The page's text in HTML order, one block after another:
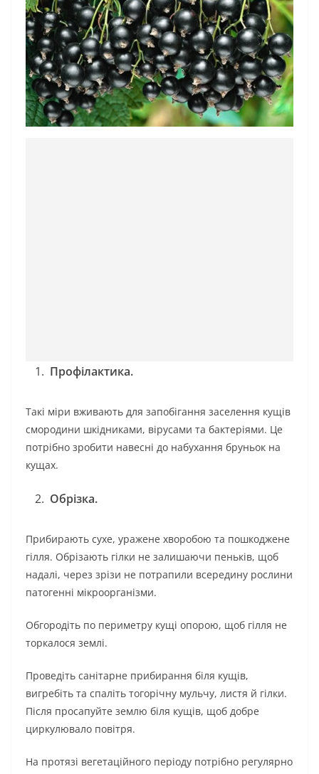
Профілактика.
Такі міри вживають для запобігання заселення кущів
смородини шкідниками, вірусами та бактеріями. Це
потрібно зробити навесні до набухання бруньок на
кущах.
Обрізка.
Прибирають сухе, уражене хворобою та пошкоджене
гілля. Обрізають гілки не залишаючи пеньків, щоб
надалі, через зрізи не потрапили всередину рослини
патогенні мікроорганізми.
Обгородіть по периметру кущі опорою, щоб гілля не
торкалося землі.
Проведіть санітарне прибирання біля кущів,
вигребіть та спаліть тогорічну мульчу, листя й гілки.
Після просапуйте землю біля кущів, щоб добре
циркулювало повітря.
На протязі вегетаційного періоду потрібно регулярно